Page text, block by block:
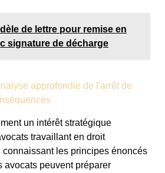
de lettre pour remise en
signature de décharge
approfondie de l'arrêt de
un intérêt stratégique
travaillant en droit
connaissant les principes énoncés
avocats peuvent préparer